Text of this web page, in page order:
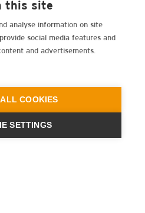
this site
analyse information on site
social media features and
and advertisements.
COOKIES
SETTINGS